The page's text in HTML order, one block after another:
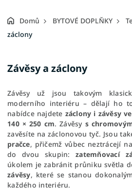
Domů BYTOVÉ DOPLŇKY
záclony
Závěsy a záclony
Závěsy už jsou takovým
moderního interiéru – dělají ho
nabídce najdete záclony i závěsy
140 × 250 cm. Závěsy s
zavěsíte na záclonovou tyč. Jsou
pračce, přičemž vůbec neztrácejí
do dvou skupin:zatemňovací
úkolem je zabránit průniku světla
závěsy, které se stanou
každého interiéru.